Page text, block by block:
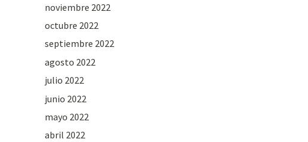
noviembre 2022
octubre 2022
septiembre 2022
agosto 2022
julio 2022
junio 2022
mayo 2022
abril 2022